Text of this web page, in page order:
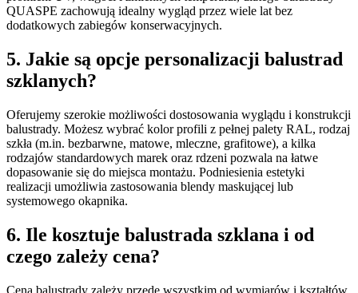
QUASPE zachowują idealny wygląd przez wiele lat bez
dodatkowych zabiegów konserwacyjnych.
5. Jakie są opcje personalizacji balustrad
szklanych?
Oferujemy szerokie możliwości dostosowania wyglądu i konstrukcji
balustrady. Możesz wybrać kolor profili z pełnej palety RAL, rodzaj
szkła (m.in. bezbarwne, matowe, mleczne, grafitowe), a kilka
rodzajów standardowych marek oraz rdzeni pozwala na łatwe
dopasowanie się do miejsca montażu. Podniesienia estetyki
realizacji umożliwia zastosowania blendy maskującej lub
systemowego okapnika.
6. Ile kosztuje balustrada szklana i od
czego zależy cena?
Cena balustrady zależy przede wszystkim od wymiarów i kształtów